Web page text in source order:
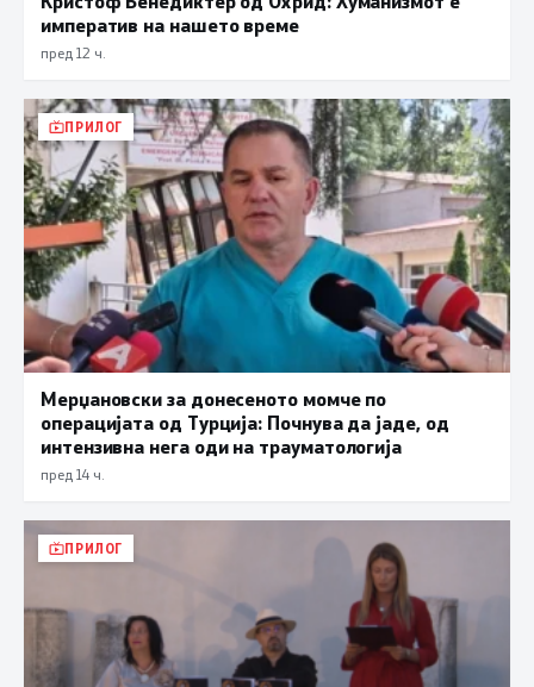
императив на нашето време
пред 12 ч.
ПРИЛОГ
Мерџановски за донесеното момче по
операцијата од Турција: Почнува да јаде, од
интензивна нега оди на трауматологија
пред 14 ч.
ПРИЛОГ